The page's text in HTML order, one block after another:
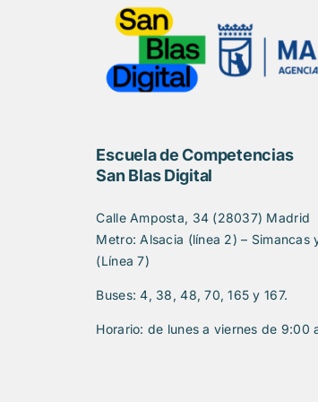
Escuela de Competencias
San Blas Digital
Calle Amposta, 34 (28037) Madrid
Metro: Alsacia (línea 2) – Simancas
(Línea 7)
Buses: 4, 38, 48, 70, 165 y 167.
Horario: de lunes a viernes de 9:00